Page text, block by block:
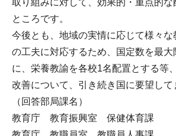
取り組みに対して、効果的・重点的な
ところです。
今後とも、地域の実情に応じて様々
の工夫に対応するため、国定数を最大
に、栄養教諭を各校1名配置とする等
改善について、引き続き国に要望して
（回答部局課名）
教育庁 教育振興室 保健体育課